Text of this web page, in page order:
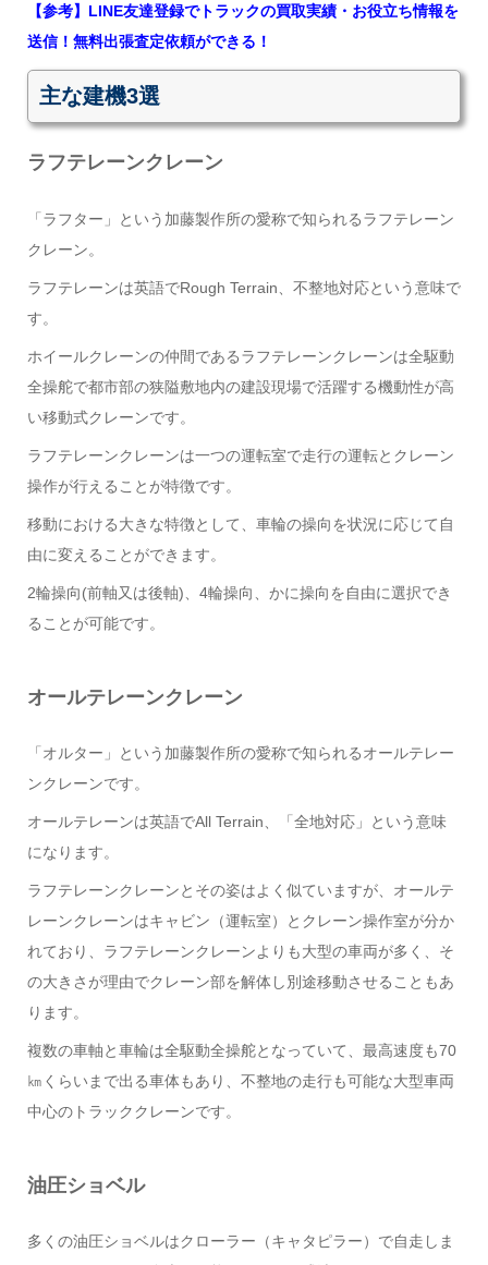
【参考】LINE友達登録でトラックの買取実績・お役立ち情報を
送信！無料出張査定依頼ができる！
主な建機3選
ラフテレーンクレーン
「ラフター」という加藤製作所の愛称で知られるラフテレーン
クレーン。
ラフテレーンは英語でRough Terrain、不整地対応という意味で
す。
ホイールクレーンの仲間であるラフテレーンクレーンは全駆動
全操舵で都市部の狭隘敷地内の建設現場で活躍する機動性が高
い移動式クレーンです。
ラフテレーンクレーンは一つの運転室で走行の運転とクレーン
操作が行えることが特徴です。
移動における大きな特徴として、車輪の操向を状況に応じて自
由に変えることができます。
2輪操向(前軸又は後軸)、4輪操向、かに操向を自由に選択でき
ることが可能です。
オールテレーンクレーン
「オルター」という加藤製作所の愛称で知られるオールテレー
ンクレーンです。
オールテレーンは英語でAll Terrain、「全地対応」という意味
になります。
ラフテレーンクレーンとその姿はよく似ていますが、オールテ
レーンクレーンはキャビン（運転室）とクレーン操作室が分か
れており、ラフテレーンクレーンよりも大型の車両が多く、そ
の大きさが理由でクレーン部を解体し別途移動させることもあ
ります。
複数の車軸と車輪は全駆動全操舵となっていて、最高速度も70
㎞くらいまで出る車体もあり、不整地の走行も可能な大型車両
中心のトラッククレーンです。
油圧ショベル
多くの油圧ショベルはクローラー（キャタピラー）で自走しま